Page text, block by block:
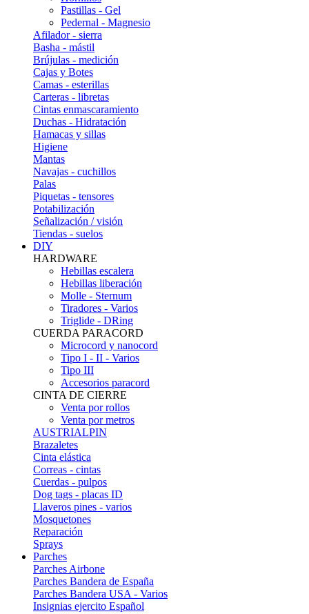
Pastillas - Gel
Pedernal - Magnesio
Afilador - sierra
Basha - mástil
Brújulas - medición
Cajas y Botes
Camas - esterillas
Carteras - libretas
Cintas enmascaramiento
Duchas - Hidratación
Hamacas y sillas
Higiene
Mantas
Navajas - cuchillos
Palas
Piquetas - tensores
Potabilización
Señalización / visión
Tiendas - suelos
DIY
HARDWARE
Hebillas escalera
Hebillas liberación
Molle - Sternum
Tiradores - Varios
Triglide - DRing
CUERDA PARACORD
Microcord y nanocord
Tipo I - II - Varios
Tipo III
Accesorios paracord
CINTA DE CIERRE
Venta por rollos
Venta por metros
AUSTRIALPIN
Brazaletes
Cinta elástica
Correas - cintas
Cuerdas - pulpos
Dog tags - placas ID
Llaveros pines - varios
Mosquetones
Reparación
Sprays
Parches
Parches Airbone
Parches Bandera de España
Parches Bandera USA - Varios
Insignias ejercito Español